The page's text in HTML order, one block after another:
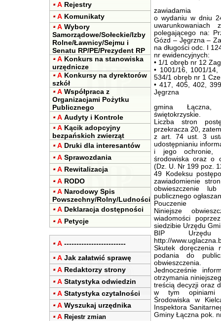
A Rejestry
A Komunikaty
A Wybory
Samorządowe/Sołeckie/Izby
Rolne/Ławnicy/Sejmu i
Senatu RP/PE/Prezydent RP
A Konkurs na stanowiska
urzędnicze
A Konkursy na dyrektorów
szkół
A Współpraca z
Organizacjami Pożytku
Publicznego
A Audyty i Kontrole
A Kącik adopcyjny
bezpańskich zwierząt
A Druki dla interesantów
A Sprawozdania
A Rewitalizacja
A RODO
A Narodowy Spis
Powszechny/Rolny/Ludności
A Deklaracja dostępności
A Petycje
A -------------------------
A Jak załatwić sprawę
A Redaktorzy strony
A Statystyka odwiedzin
A Statystyka czytalności
A Wyszukaj urzędnika
A Rejestr zmian
zawiadamia
o wydaniu w dniu
uwarunkowaniach
polegającego na:
Gózd – Jęgrzna –
na długości odc. I
nr ewidencyjnych:
• 1/1 obręb nr 12
• 1001/16, 1001/
534/1 obręb nr 1
• 417, 405, 402,
Jęgrzna
gmina Łączna,
świętokrzyskie.
Liczba stron
przekracza 20,
z art. 74 ust. 3
udostępnianiu
i jego ochronie,
środowiska oraz o
(Dz. U. Nr 199 poz.
49 Kodeksu
zawiadomienie
obwieszczenie
publicznego
Pouczenie
Niniejsze
wiadomości
siedzibie Urzędu
BIP
http://
Skutek doręczenia
podania do
obwieszczenia.
Jednocześnie
otrzymania
treścią decyzji oraz
w tym opiniami
Środowiska w
Inspektora
Gminy Łączna pok.